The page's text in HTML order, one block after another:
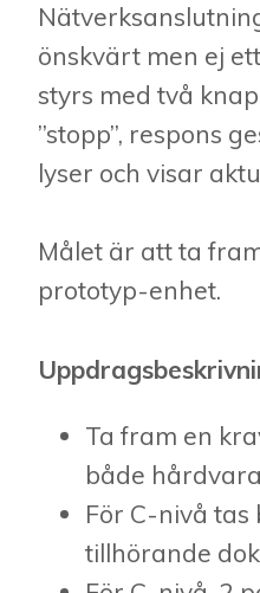
önskvärt men ej
styrs med två
”stopp”, respons
lyser och visar
Målet är att ta
prototyp-enhet.
Ta fram en
både
För C-nivå
tillhörande